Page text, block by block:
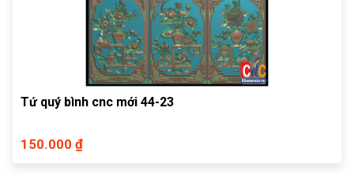
Tứ quý bình cnc mới 44-23
150.000 ₫